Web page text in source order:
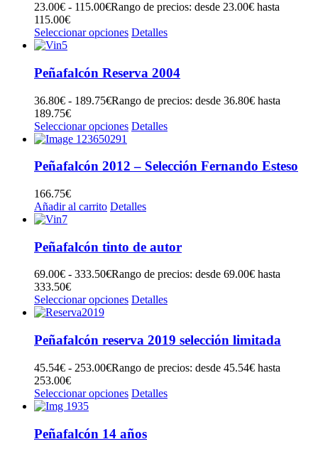
23.00€ - 115.00€Rango de precios: desde 23.00€ hasta
115.00€
Seleccionar opciones Detalles
Peñafalcón Reserva 2004
36.80€ - 189.75€Rango de precios: desde 36.80€ hasta
189.75€
Seleccionar opciones Detalles
Peñafalcón 2012 – Selección Fernando Esteso
166.75€
Añadir al carrito Detalles
Peñafalcón tinto de autor
69.00€ - 333.50€Rango de precios: desde 69.00€ hasta
333.50€
Seleccionar opciones Detalles
Peñafalcón reserva 2019 selección limitada
45.54€ - 253.00€Rango de precios: desde 45.54€ hasta
253.00€
Seleccionar opciones Detalles
Peñafalcón 14 años